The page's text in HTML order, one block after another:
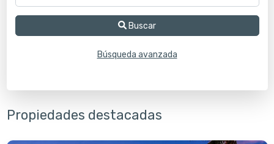
Buscar
Búsqueda avanzada
Propiedades destacadas